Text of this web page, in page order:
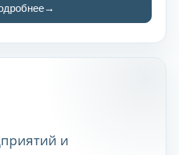
и